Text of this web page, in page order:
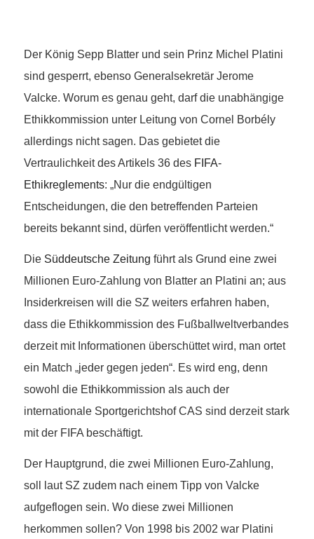
Der König Sepp Blatter und sein Prinz Michel Platini
sind gesperrt, ebenso Generalsekretär Jerome
Valcke. Worum es genau geht, darf die unabhängige
Ethikkommission unter Leitung von Cornel Borbély
allerdings nicht sagen. Das gebietet die
Vertraulichkeit des Artikels 36 des FIFA-
Ethikreglements: „Nur die endgültigen
Entscheidungen, die den betreffenden Parteien
bereits bekannt sind, dürfen veröffentlicht werden.“
Die Süddeutsche Zeitung führt als Grund eine zwei
Millionen Euro-Zahlung von Blatter an Platini an; aus
Insiderkreisen will die SZ weiters erfahren haben,
dass die Ethikkommission des Fußballweltverbandes
derzeit mit Informationen überschüttet wird, man ortet
ein Match „jeder gegen jeden“. Es wird eng, denn
sowohl die Ethikkommission als auch der
internationale Sportgerichtshof CAS sind derzeit stark
mit der FIFA beschäftigt.
Der Hauptgrund, die zwei Millionen Euro-Zahlung,
soll laut SZ zudem nach einem Tipp von Valcke
aufgeflogen sein. Wo diese zwei Millionen
herkommen sollen? Von 1998 bis 2002 war Platini